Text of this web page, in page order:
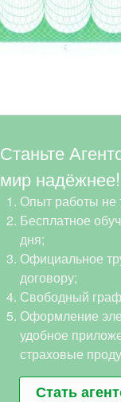
Станьте
мир надёжнее!
Опыт работы не
Бесплатное
дня;
Официальное
договору;
Свободный
Оформление
удобное
страховые
Стать